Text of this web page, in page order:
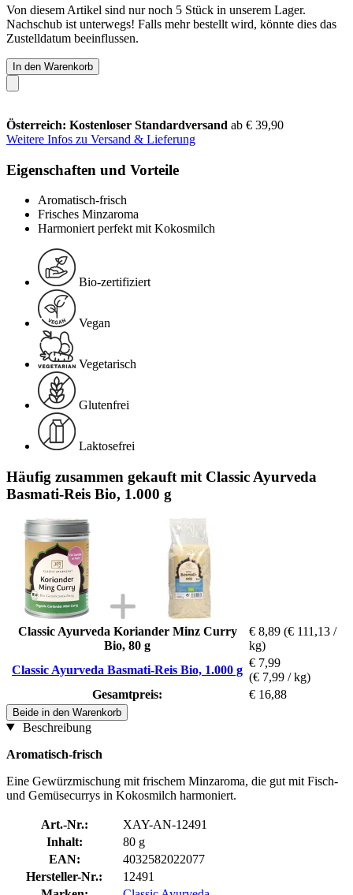
Von diesem Artikel sind nur noch 5 Stück in unserem Lager.
Nachschub ist unterwegs! Falls mehr bestellt wird, könnte dies das
Zustelldatum beeinflussen.
In den Warenkorb
Österreich: Kostenloser Standardversand ab € 39,90
Weitere Infos zu Versand & Lieferung
Eigenschaften und Vorteile
Aromatisch-frisch
Frisches Minzaroma
Harmoniert perfekt mit Kokosmilch
Bio-zertifiziert
Vegan
Vegetarisch
Glutenfrei
Laktosefrei
Häufig zusammen gekauft mit Classic Ayurveda
Basmati-Reis Bio, 1.000 g
Classic Ayurveda Koriander Minz Curry
Bio, 80 g
€ 8,89 (€ 111,13 /
kg)
Classic Ayurveda Basmati-Reis Bio, 1.000 g
€ 7,99
(€ 7,99 / kg)
Gesamtpreis:
€ 16,88
Beide in den Warenkorb
Beschreibung
Aromatisch-frisch
Eine Gewürzmischung mit frischem Minzaroma, die gut mit Fisch-
und Gemüsecurrys in Kokosmilch harmoniert.
Art.-Nr.:
XAY-AN-12491
Inhalt:
80 g
EAN:
4032582022077
Hersteller-Nr.:
12491